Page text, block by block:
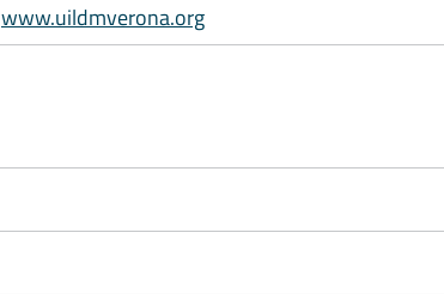
www.uildmverona.org